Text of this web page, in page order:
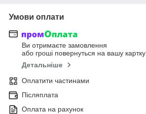
Умови оплати
Ви отримаєте замовлення
або гроші повернуться на вашу картку
Детальніше
Оплатити частинами
Післяплата
Оплата на рахунок